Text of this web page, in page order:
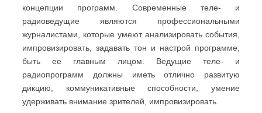
концепции программ. Современные теле- и
радиоведущие являются профессиональными
журналистами, которые умеют анализировать события,
импровизировать, задавать тон и настрой программе,
быть ее главным лицом. Ведущие теле- и
радиопрограмм должны иметь отлично развитую
дикцию, коммуникативные способности, умение
удерживать внимание зрителей, импровизировать.